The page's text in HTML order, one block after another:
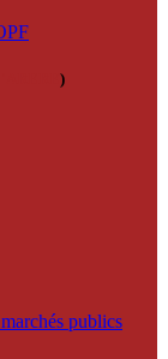
)
publics